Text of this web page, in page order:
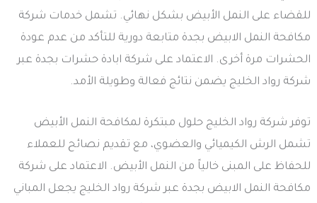
للقضاء على النمل الأبيض بشكل نهائي. تشمل خدمات شركة
مكافحة النمل الابيض بجدة متابعة دورية للتأكد من عدم عودة
الحشرات مرة أخرى. الاعتماد على شركة ابادة حشرات بجدة عبر
شركة رواد الخليج يضمن نتائج فعالة وطويلة الأمد.
توفر شركة رواد الخليج حلول مبتكرة لمكافحة النمل الأبيض
تشمل الرش الكيميائي والعضوي، مع تقديم نصائح للعملاء
للحفاظ على المبنى خالياً من النمل الأبيض. الاعتماد على شركة
مكافحة النمل الابيض بجدة عبر شركة رواد الخليج يجعل المباني